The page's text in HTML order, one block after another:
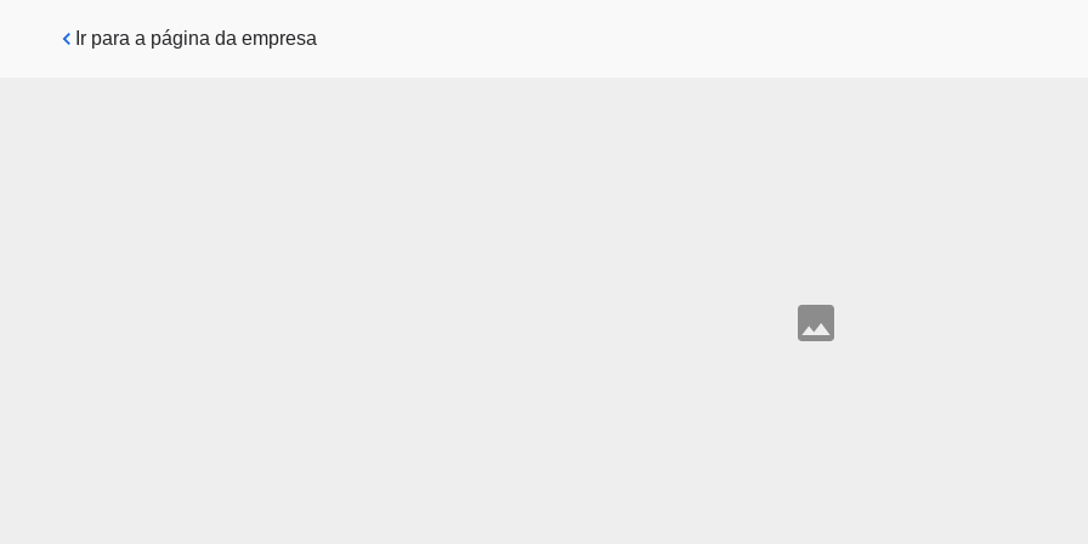
Pular para o conteúdo principal
Ir para a página da empresa